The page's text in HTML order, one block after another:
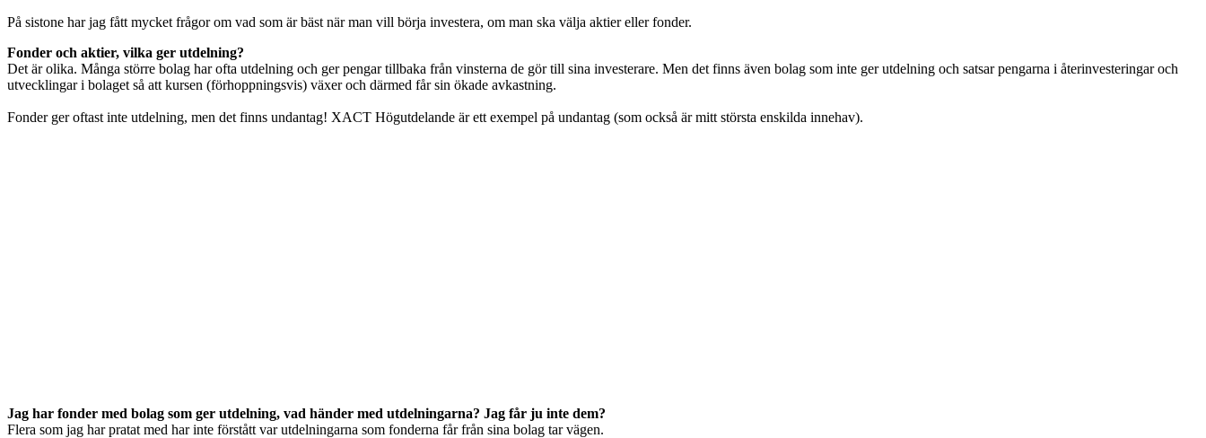
På sistone har jag fått mycket frågor om vad som är bäst när man vill börja investera, om man ska välja aktier eller fonder.
Fonder och aktier, vilka ger utdelning?
Det är olika. Många större bolag har ofta utdelning och ger pengar tillbaka från vinsterna de gör till sina investerare. Men det finns även bolag som inte ger utdelning och satsar pengarna i återinvesteringar och
utvecklingar i bolaget så att kursen (förhoppningsvis) växer och därmed får sin ökade avkastning.
Fonder ger oftast inte utdelning, men det finns undantag! XACT Högutdelande är ett exempel på undantag (som också är mitt största enskilda innehav).
Jag har fonder med bolag som ger utdelning, vad händer med utdelningarna? Jag får ju inte dem?
Flera som jag har pratat med har inte förstått var utdelningarna som fonderna får från sina bolag tar vägen.